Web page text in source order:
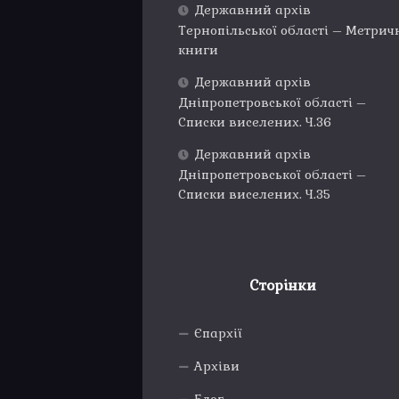
Державний архів
Тернопільської області –
книги
Державний архів
Дніпропетровської області –
Списки виселених. Ч.36
Державний архів
Дніпропетровської області –
Списки виселених. Ч.35
Сторінки
Єпархії
Архіви